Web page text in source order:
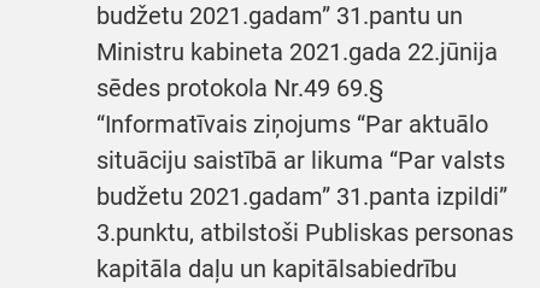
budžetu 2021.gadam” 31.pantu un
Ministru kabineta 2021.gada 22.jūnija
sēdes protokola Nr.49 69.§
“Informatīvais ziņojums “Par aktuālo
situāciju saistībā ar likuma “Par valsts
budžetu 2021.gadam” 31.panta izpildi”
3.punktu, atbilstoši Publiskas personas
kapitāla daļu un kapitālsabiedrību